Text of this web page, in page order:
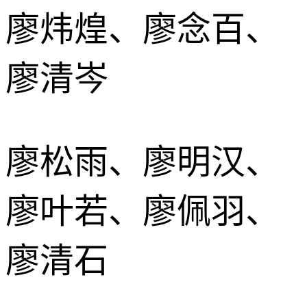
廖炜煌、廖念百、
廖清岑
廖松雨、廖明汉、
廖叶若、廖佩羽、
廖清石